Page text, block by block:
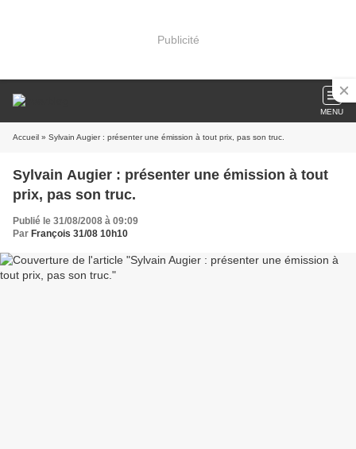
Publicité
MENU
Accueil » Sylvain Augier : présenter une émission à tout prix, pas son truc.
Sylvain Augier : présenter une émission à tout
prix, pas son truc.
Publié le 31/08/2008 à 09:09
Par François 31/08 10h10